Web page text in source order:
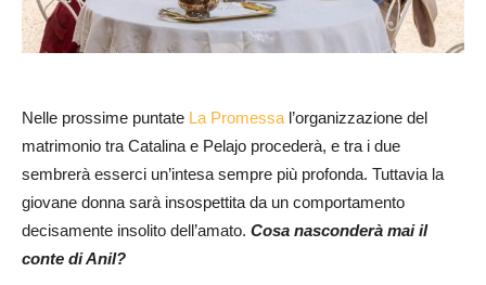
Nelle prossime puntate La Promessa l’organizzazione del
matrimonio tra Catalina e Pelajo procederà, e tra i due
sembrerà esserci un’intesa sempre più profonda. Tuttavia la
giovane donna sarà insospettita da un comportamento
decisamente insolito dell’amato. Cosa nasconderà mai il
conte di Anil?